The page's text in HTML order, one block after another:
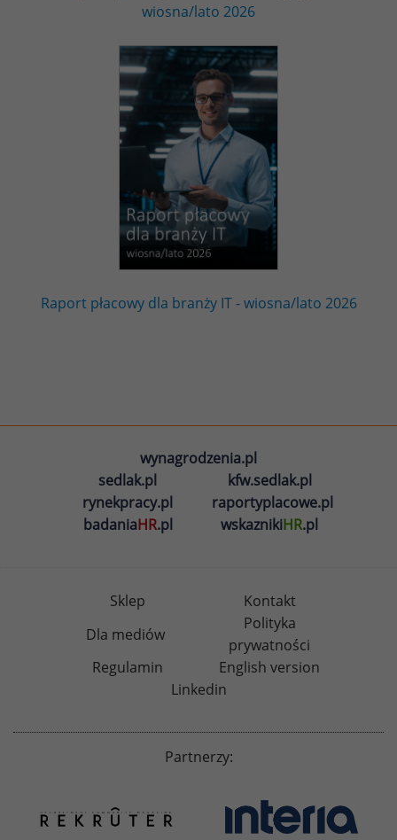
wiosna/lato 2026
Raport płacowy dla branży IT - wiosna/lato 2026
wynagrodzenia.pl
sedlak.pl
kfw.sedlak.pl
rynekpracy.pl
raportyplacowe.pl
badaniaHR.pl wskaznikiHR.pl
Sklep
Kontakt
Dla mediów
Polityka
prywatności
Regulamin
English version
Linkedin
Partnerzy: